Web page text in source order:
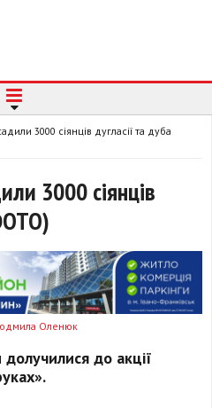
3000 сіянців дугласії та дуба
3000 сіянців
Оленюк
до акції